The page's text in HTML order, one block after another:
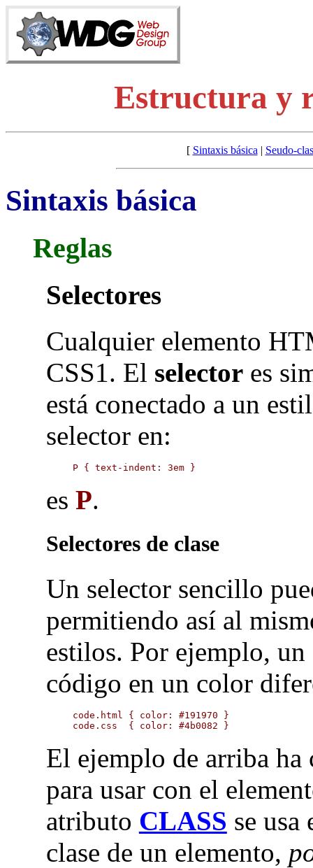
Estructura y
[ Sintaxis básica | Seudo-
Sintaxis básica
Reglas
Selectores
Cualquier elemento
CSS1. El selectores
está conectado a un
selector en:
P { text-indent: 3em }
es P.
Selectores de clase
Un selector sencillo
permitiendo así al
estilos. Por ejemplo,
código en un color
code.html { color: #191970 }
code.css  { color: #4b0082 }
El ejemplo de arriba ha
para usar con el
atributo CLASS se
clase de un elemento,